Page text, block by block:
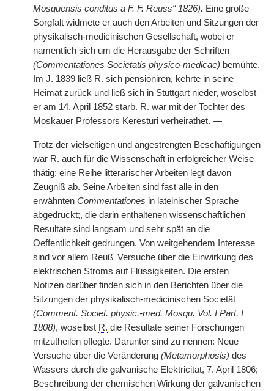
Mosquensis conditus a F. F. Reuss“ 1826). Eine große
Sorgfalt widmete er auch den Arbeiten und Sitzungen der
physikalisch-medicinischen Gesellschaft, wobei er
namentlich sich um die Herausgabe der Schriften
(Commentationes Societatis physico-medicae) bemühte.
Im J. 1839 ließ R. sich pensioniren, kehrte in seine
Heimat zurück und ließ sich in Stuttgart nieder, woselbst
er am 14. April 1852 starb. R. war mit der Tochter des
Moskauer Professors Keresturi verheirathet. —
Trotz der vielseitigen und angestrengten Beschäftigungen
war R. auch für die Wissenschaft in erfolgreicher Weise
thätig: eine Reihe litterarischer Arbeiten legt davon
Zeugniß ab. Seine Arbeiten sind fast alle in den
erwähnten Commentationes in lateinischer Sprache
abgedruckt;, die darin enthaltenen wissenschaftlichen
Resultate sind langsam und sehr spät an die
Oeffentlichkeit gedrungen. Von weitgehendem Interesse
sind vor allem Reuß' Versuche über die Einwirkung des
elektrischen Stroms auf Flüssigkeiten. Die ersten
Notizen darüber finden sich in den Berichten über die
Sitzungen der physikalisch-medicinischen Societät
(Comment. Societ. physic.-med. Mosqu. Vol. I Part. I
1808), woselbst R. die Resultate seiner Forschungen
mitzutheilen pflegte. Darunter sind zu nennen: Neue
Versuche über die Veränderung (Metamorphosis) des
Wassers durch die galvanische Elektricität, 7. April 1806;
Beschreibung der chemischen Wirkung der galvanischen